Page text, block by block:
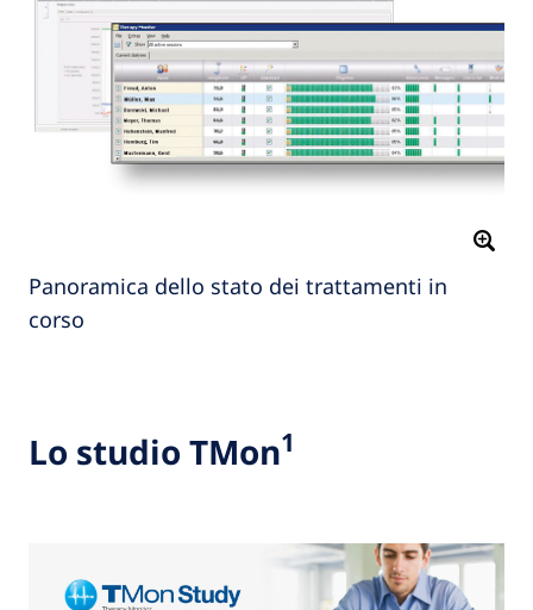
Panoramica dello stato dei trattamenti in
corso
Lo studio TMon1